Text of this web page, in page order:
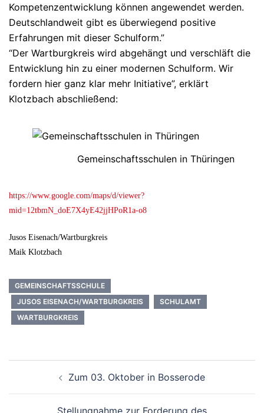
Kompetenzentwicklung können angewendet werden.
Deutschlandweit gibt es überwiegend positive
Erfahrungen mit dieser Schulform.”
“Der Wartburgkreis wird abgehängt und verschläft die
Entwicklung hin zu einer modernen Schulform. Wir
fordern hier ganz klar mehr Initiative”, erklärt
Klotzbach abschließend:
Gemeinschaftsschulen in Thüringen
https://www.google.com/maps/d/viewer?
mid=12tbmN_doE7X4yE42jjHPoR1a-o8
Jusos Eisenach/Wartburgkreis
Maik Klotzbach
GEMEINSCHAFTSSCHULE
JUSOS EISENACH/WARTBURGKREIS
SCHULAMT
WARTBURGKREIS
NavigationZum 03. Oktober in Bosserode
Stellungnahme zur Forderung des